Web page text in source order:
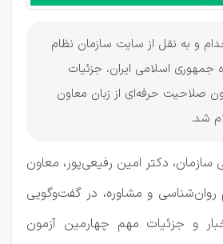
و به نقل از سایت سازمان نظام
جمهوری اسلامی ایران، جزئیات
صلاحیت حرفه‌ای از زبان معاون
شد.
دکتر امین رفیعی‌پور، معاون
روان‌شناسی و مشاوره، در گفت‌وگویی
و جزئیات مهم چهارمین آزمون